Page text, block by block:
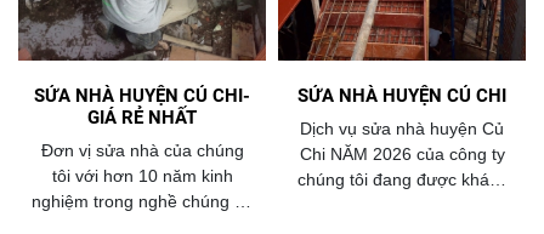
SỬA NHÀ HUYỆN CỦ CHI-
GIÁ RẺ NHẤT
Đơn vị sửa nhà của chúng
tôi với hơn 10 năm kinh
nghiệm trong nghề chúng tôi
SỬA NHÀ HUYỆN CỦ CHI
Dịch vụ sửa nhà huyện Củ
Chi NĂM 2026 của công ty
chúng tôi đang được khách